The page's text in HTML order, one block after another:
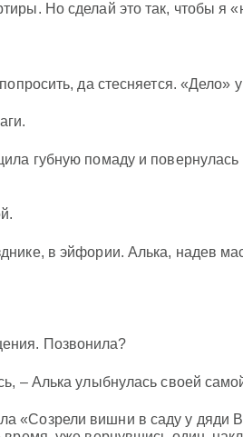
Но сделай это так, чтобы я
да стесняется. «Дело»
губную помаду и повернулась
в эйфории. Алька, надев
Позвонила?
– Алька улыбнулась своей
«Созрели вишни в саду у дяди